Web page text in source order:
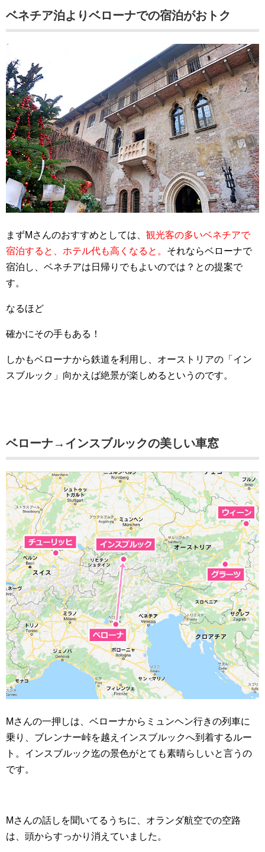
ベネチア泊よりベローナでの宿泊がおトク
まずMさんのおすすめとしては、 観光客の多いベネチアで
宿泊すると、ホテル代も高くなると。 それならベローナで
宿泊し、ベネチアは日帰りでもよいのでは？との提案で
す。
なるほど
確かにその手もある！
しかもベローナから鉄道を利用し、オーストリアの「イン
スブルック」向かえば絶景が楽しめるというのです。
ベローナ→インスブルックの美しい車窓
Mさんの一押しは、ベローナからミュンヘン行きの列車に
乗り、ブレンナー峠を越えインスブルックへ到着するルー
ト。インスブルック迄の景色がとても素晴らしいと言うの
です。
Mさんの話しを聞いてるうちに、オランダ航空での空路
は、頭からすっかり消えていました。